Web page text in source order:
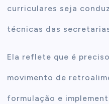
curriculares seja
técnicas das
Ela reflete que é
movimento de
formulação e